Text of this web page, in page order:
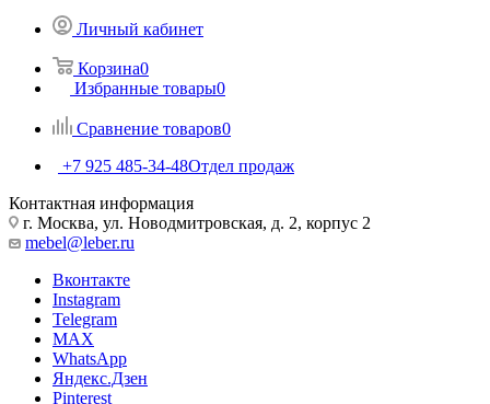
Личный кабинет
Корзина0
Избранные товары0
Сравнение товаров0
+7 925 485-34-48Отдел продаж
Контактная информация
г. Москва, ул. Новодмитровская, д. 2, корпус 2
mebel@leber.ru
Вконтакте
Instagram
Telegram
MAX
WhatsApp
Яндекс.Дзен
Pinterest